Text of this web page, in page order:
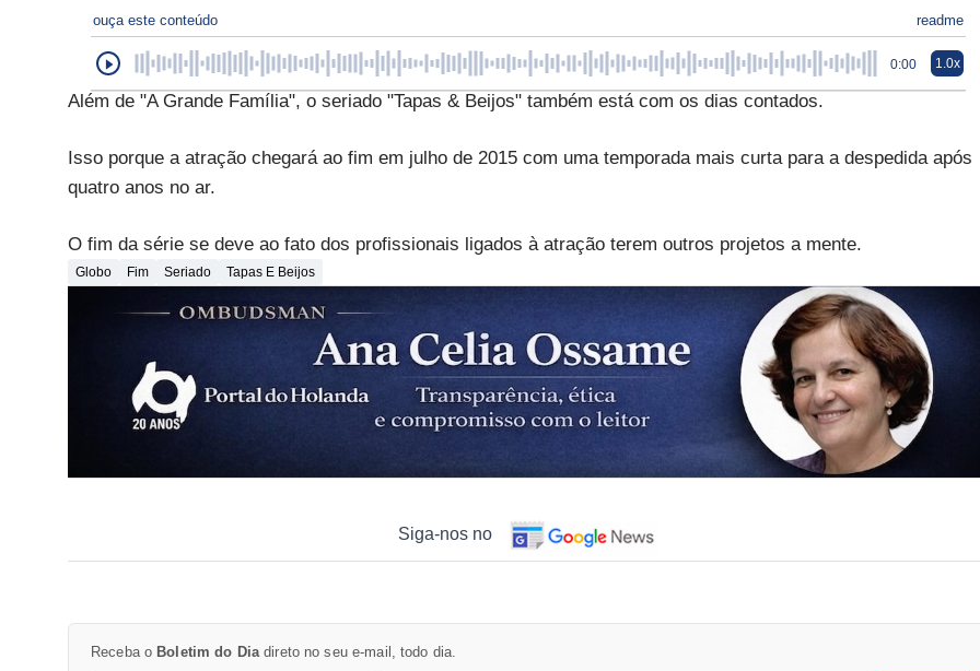
ouça este conteúdo readme
0:00 1.0x
Além de "A Grande Família", o seriado "Tapas & Beijos" também está com os dias contados.
Isso porque a atração chegará ao fim em julho de 2015 com uma temporada mais curta para a despedida após
quatro anos no ar.
O fim da série se deve ao fato dos profissionais ligados à atração terem outros projetos a mente.
Globo Fim Seriado Tapas E Beijos
Siga-nos no
Receba o Boletim do Dia direto no seu e-mail, todo dia.